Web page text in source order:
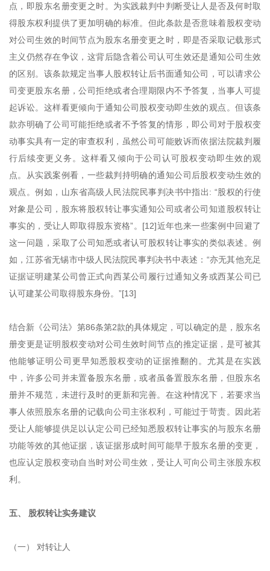
点，即股东名册变更之时。为实践裁判中判断受让人是否及何时取
得股东权利提供了更加明确的标准。但此条款是否意味着股权变动
对公司生效的时间节点为股东名册变更之时，即是否采取记载形式
主义仍然存在争议，这背后隐含着公司认可生效还是通知公司生效
的区别。该条款规定当事人股权转让后书面通知公司，可以请求公
司变更股东名册，公司拒绝或者合理期限内不予答复，当事人可提
起诉讼。这样看更倾向于通知公司股权变动即生效的观点。但该条
款亦明确了公司可能拒绝或者不予答复的情形，即公司对于股权变
动事实具有一定的审查权利，虽然公司可能败诉而依据法院裁判履
行后续变更义务。这样看又倾向于公司认可股权变动即生效的观
点。从实践案例看，一些裁判持明确的通知公司后股权变动生效的
观点。例如，山东省高级人民法院民事判决书中指出: “股权的行使
对象是公司，股东将股权转让事实通知公司或者公司知道股权转让
事实的，受让人即取得股东资格”。[12]近年也来一些案例中回避了
这一问题，采取了公司知悉或者认可股权转让事实的类似表述。例
如，江苏省无锡市中级人民法院民事判决书中表述：“亦无其他充足
证据证明建某公司曾正式向西某公司履行过通知义务或西某公司已
认可建某公司取得股东身份。”[13]
结合新《公司法》第86条第2款的具体规定，可以确定的是，股东名
册变更是证明股权变动对公司生效时间节点的推定证据，是可被其
他能够证明公司更早知悉股权变动的证据推翻的。尤其是在实践
中，许多公司并未置备股东名册，或者虽备置股东名册，但股东名
册并不规范，未进行及时的更新和完善。在这种情况下，若要求当
事人依照股东名册的记载向公司主张权利，可能过于苛责。因此若
受让人能够提供足以认定公司已经知悉股权转让事实的与股东名册
功能等效的其他证据，该证据形成时间可能早于股东名册的变更，
也应认定股权变动自当时对公司生效，受让人可向公司主张股东权
利。
五、 股权转让实务建议
（一） 对转让人